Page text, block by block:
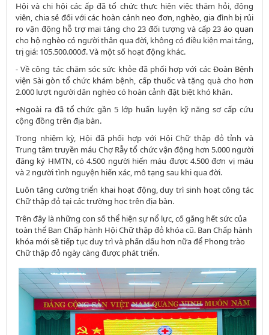
Hội và chi hội các ấp đã tổ chức thực hiện việc thăm hỏi, động
viên, chia sẻ đối với các hoàn cảnh neo đơn, nghèo, gia đình bị rủi
ro vận động hỗ trợ mai táng cho 23 đối tượng và cấp 23 áo quan
cho hộ nghèo có người thân qua đời, không có điều kiện mai táng,
trị giá: 105.500.000đ. Và một số hoạt động khác.
- Về công tác chăm sóc sức khỏe đã phối hợp với các Đoàn Bệnh
viện Sài gòn tổ chức khám bệnh, cấp thuốc và tặng quà cho hơn
2.000 lượt người dân nghèo có hoàn cảnh đặt biệt khó khăn.
+Ngoài ra đã tổ chức gần 5 lớp huấn luyện kỹ năng sơ cấp cứu
cộng đồng trên địa bàn.
Trong nhiệm kỳ, Hội đã phối hợp với Hội Chữ thập đỏ tỉnh và
Trung tâm truyền máu Chợ Rẫy tổ chức vận động hơn 5.000 người
đăng ký HMTN, có 4.500 người hiến máu được 4.500 đơn vị máu
và 2 người tình nguyện hiến xác, mô tạng sau khi qua đời.
Luôn tăng cường triển khai hoạt động, duy trì sinh hoạt công tác
Chữ thập đỏ tại các trường học trên địa bàn.
Trên đây là những con số thể hiện sự nổ lực, cố gắng hết sức của
toàn thể Ban Chấp hành Hội Chữ thập đỏ khóa cũ. Ban Chấp hành
khóa mới sẽ tiếp tục duy trì và phấn dấu hơn nữa để Phong trào
Chữ thập đỏ ngày càng được phát triển.​​